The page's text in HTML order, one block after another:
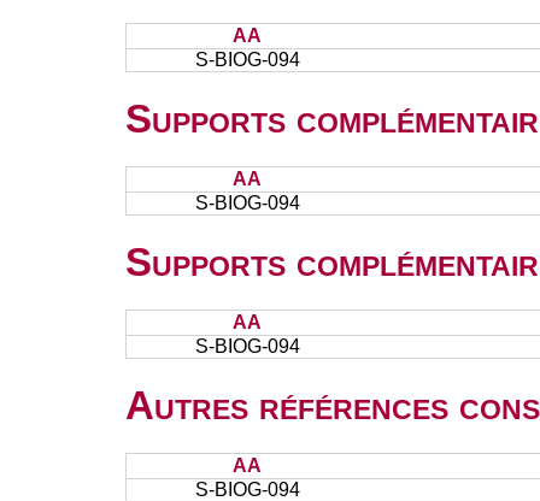
AA
S-BIOG-094
Supports
AA
S-BIOG-094
Supports
AA
S-BIOG-094
Autres références
AA
S-BIOG-094